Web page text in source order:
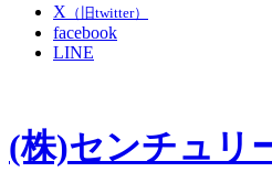
X （旧twitter）
facebook
LINE
(株)センチュリ